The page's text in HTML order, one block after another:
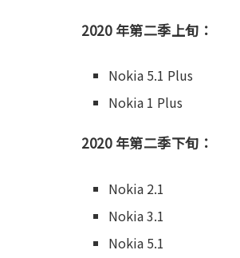
2020 年第二季上旬：
Nokia 5.1 Plus
Nokia 1 Plus
2020 年第二季下旬：
Nokia 2.1
Nokia 3.1
Nokia 5.1